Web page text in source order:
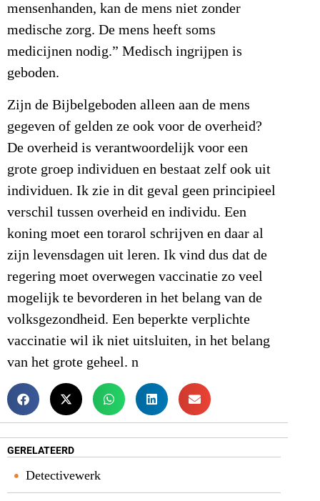
mensenhanden, kan de mens niet zonder
medische zorg. De mens heeft soms
medicijnen nodig.” Medisch ingrijpen is
geboden.
Zijn de Bijbelgeboden alleen aan de mens
gegeven of gelden ze ook voor de overheid?
De overheid is verantwoordelijk voor een
grote groep individuen en bestaat zelf ook uit
individuen. Ik zie in dit geval geen principieel
verschil tussen overheid en individu. Een
koning moet een torarol schrijven en daar al
zijn levensdagen uit leren. Ik vind dus dat de
regering moet overwegen vaccinatie zo veel
mogelijk te bevorderen in het belang van de
volksgezondheid. Een beperkte verplichte
vaccinatie wil ik niet uitsluiten, in het belang
van het grote geheel. n
GERELATEERD
Detectivewerk